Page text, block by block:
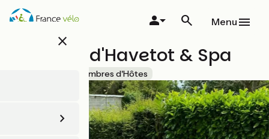
Aller
au
close
Menu
Le Haras d'Havetot & Spa
Chambres d'Hôtes